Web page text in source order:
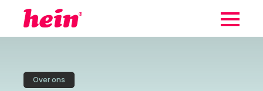
Over onsgebruik van